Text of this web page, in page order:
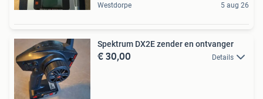
Westdorpe 5 aug 26
Spektrum DX2E zender en ontvanger
€ 30,00 Details